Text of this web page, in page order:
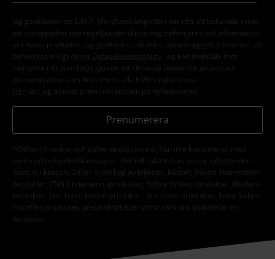
Jag godkänner att E.M.P. Merchandising mbH har rätt att behandla mina
personuppgifter och regelbundet skicka mig nyhetsbrev och information
om deras produkter. Jag godkänner att mina personuppgifter kommer att
behandlas enligt deras
Datasekretesspolicy
. Jag kan återkalla mitt
samtycke när som helst genom att klicka på länken för att avsluta
prenumeration som finns med i alla EMP:s nyhetsbrev.
Här kan jag avsluta prenumerationen på nyhetsbrevet.
Prenumerera
*Gäller i 4 veckor och gäller endast online. Kan inte kombineras med
andra erbjudanden/kampanjer. Aktuell rabatt dras av när rabattkoden
löses in i kassan. Gäller ej vid köp av biljetter, böcker, media, Rammstein-
produkter, (Till) Lindemann,-produkter, Böhse Onklez-produkter, Broilers-
produkter, Die Toten Hosen-produkter, Die Ärzte-produkter, Feine Sahne
Fischfilet-produkter, presentkort eller varor vars pris inkluderar en
donation.